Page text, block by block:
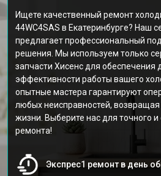
Ищете качественный ремонт
44WC4SAS в Екатеринбурге? Наш
предлагает профессиональный
решения. Мы используем только
запчасти Хисенс для обеспечения
эффективности работы вашего
опытные мастера гарантируют
любых неисправностей,
жизни. Выберите нас для точного и
ремонта!
Экспрес1 ремонт в день